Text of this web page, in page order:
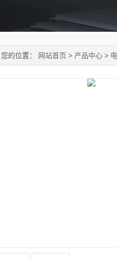
您的位置： 网站首页 > 产品中心 >